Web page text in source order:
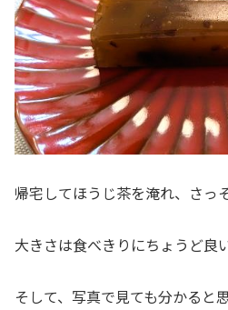
帰宅してほうじ茶を淹れ、さっ
大きさは食べきりにちょうど良
そして、写真で見ても分かると